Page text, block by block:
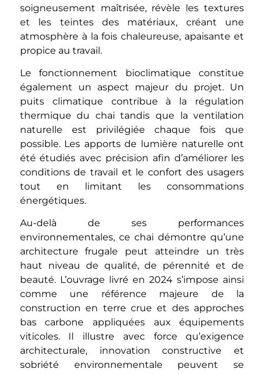
soigneusement maîtrisée, révèle les textures
et les teintes des matériaux, créant une
atmosphère à la fois chaleureuse, apaisante et
propice au travail.
Le fonctionnement bioclimatique constitue
également un aspect majeur du projet. Un
puits climatique contribue à la régulation
thermique du chai tandis que la ventilation
naturelle est privilégiée chaque fois que
possible. Les apports de lumière naturelle ont
été étudiés avec précision afin d’améliorer les
conditions de travail et le confort des usagers
tout en limitant les consommations
énergétiques.
Au-delà de ses performances
environnementales, ce chai démontre qu’une
architecture frugale peut atteindre un très
haut niveau de qualité, de pérennité et de
beauté. L’ouvrage livré en 2024 s’impose ainsi
comme une référence majeure de la
construction en terre crue et des approches
bas carbone appliquées aux équipements
viticoles. Il illustre avec force qu’exigence
architecturale, innovation constructive et
sobriété environnementale peuvent se